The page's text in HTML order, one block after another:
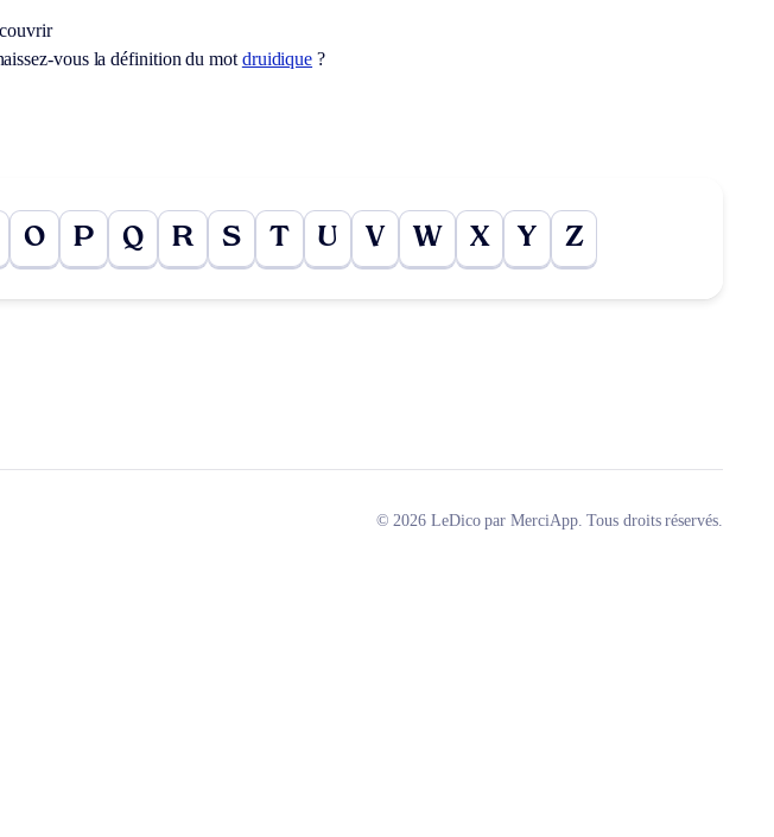
vous la définition du mot druidique ?
O P Q R S T U V W X Y Z
© 2026 LeDico par MerciApp. Tous droits réservés.